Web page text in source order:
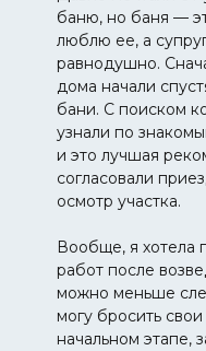
баню, но баня —
люблю ее, а
равнодушно.
дома начали
бани. С поиском
узнали по
и это лучшая
согласовали
осмотр участка.
Вообще, я хотела
работ после
можно меньше
могу бросить
начальном этапе,